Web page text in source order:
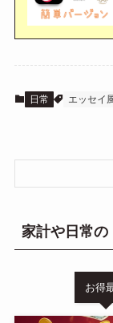
日常 エッセイ
家計や日常の
お得